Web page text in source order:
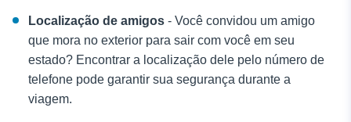
Localização de amigos - Você convidou um amigo
que mora no exterior para sair com você em seu
estado? Encontrar a localização dele pelo número de
telefone pode garantir sua segurança durante a
viagem.